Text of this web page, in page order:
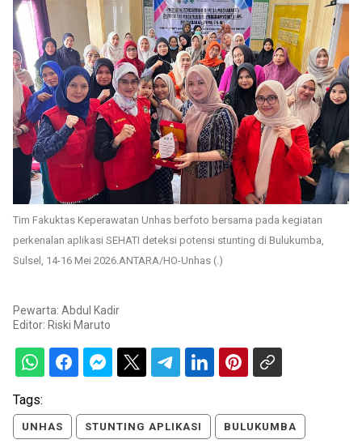
Tim Fakuktas Keperawatan Unhas berfoto bersama pada kegiatan
perkenalan aplikasi SEHATI deteksi potensi stunting di Bulukumba,
Sulsel, 14-16 Mei 2026.ANTARA/HO-Unhas (.)
Pewarta: Abdul Kadir
Editor: Riski Maruto
Tags:
UNHAS STUNTING APLIKASI BULUKUMBA